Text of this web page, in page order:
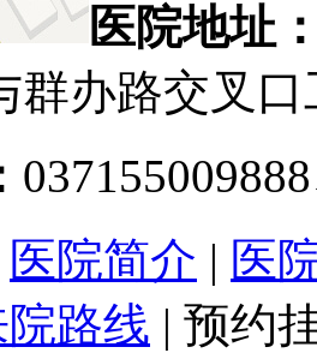
医院地址
群办路交叉
医院简介 | 医
路线 | 预约